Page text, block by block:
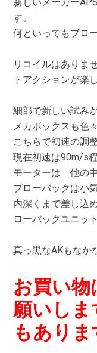
す。
何といってもブロ
リコイルはありま
トアクションが楽
細部で新しい試み
メカボックスも色
こちらで初速の調
現在初速は90m/s
モーターは 他の中
ブローバックは小
内深くまで差し込
ローバックユニッ
真っ黒なAKもなか
お買い
願いし
もあり